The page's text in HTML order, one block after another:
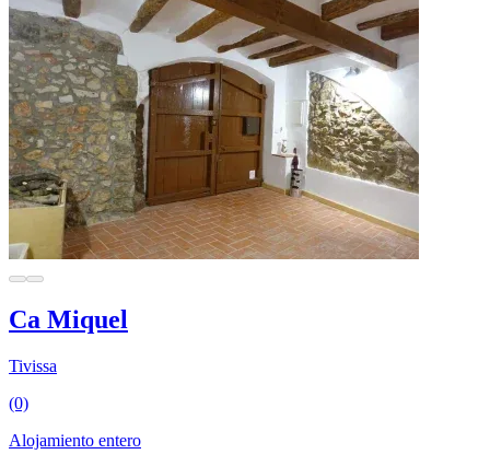
Ca Miquel
Tivissa
(0)
Alojamiento entero